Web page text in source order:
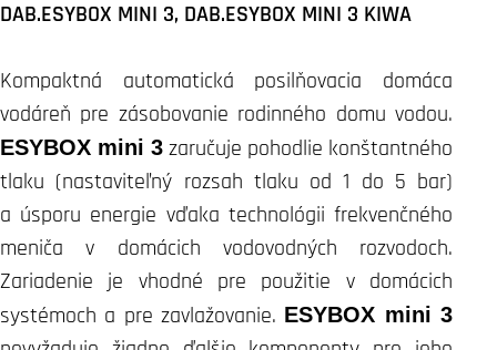
DAB.ESYBOX MINI 3, DAB.ESYBOX MINI 3 KIWA
Kompaktná automatická posilňovacia domáca
vodáreň pre zásobovanie rodinného domu vodou.
ESYBOX mini 3 zaručuje pohodlie konštantného
tlaku (nastaviteľný rozsah tlaku od 1 do 5 bar)
a úsporu energie vďaka technológii frekvenčného
meniča v domácich vodovodných rozvodoch.
Zariadenie je vhodné pre použitie v domácich
systémoch a pre zavlažovanie. ESYBOX mini 3